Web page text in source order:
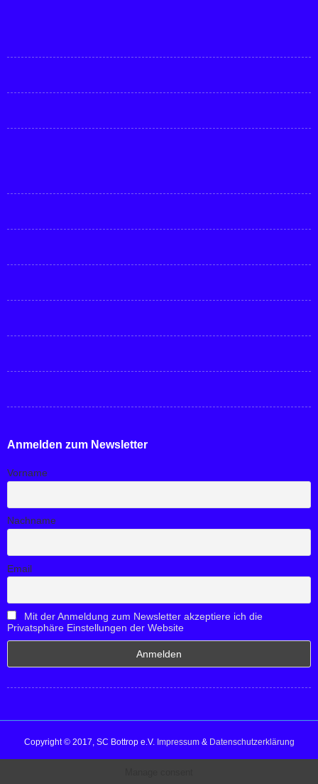
Anmelden zum Newsletter
Vorname
Nachname
Email
Mit der Anmeldung zum Newsletter akzeptiere ich die
Privatsphäre Einstellungen der Website
Copyright © 2017, SC Bottrop e.V. Impressum& Datenschutzerklärung